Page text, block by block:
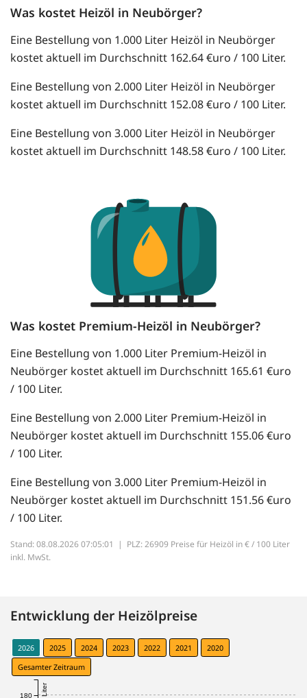
Was kostet Heizöl in Neubörger?
Eine Bestellung von 1.000 Liter Heizöl in Neubörger
kostet aktuell im Durchschnitt 162.64 €uro / 100 Liter.
Eine Bestellung von 2.000 Liter Heizöl in Neubörger
kostet aktuell im Durchschnitt 152.08 €uro / 100 Liter.
Eine Bestellung von 3.000 Liter Heizöl in Neubörger
kostet aktuell im Durchschnitt 148.58 €uro / 100 Liter.
Was kostet Premium-Heizöl in Neubörger?
Eine Bestellung von 1.000 Liter Premium-Heizöl in
Neubörger kostet aktuell im Durchschnitt 165.61 €uro
/ 100 Liter.
Eine Bestellung von 2.000 Liter Premium-Heizöl in
Neubörger kostet aktuell im Durchschnitt 155.06 €uro
/ 100 Liter.
Eine Bestellung von 3.000 Liter Premium-Heizöl in
Neubörger kostet aktuell im Durchschnitt 151.56 €uro
/ 100 Liter.
Stand: 08.08.2026 07:05:01 | PLZ: 26909 Preise für Heizöl in € / 100 Liter
inkl. MwSt.
Entwicklung der Heizölpreise
2026 2025 2024 2023 2022 2021
2020
Gesamter Zeitraum
180